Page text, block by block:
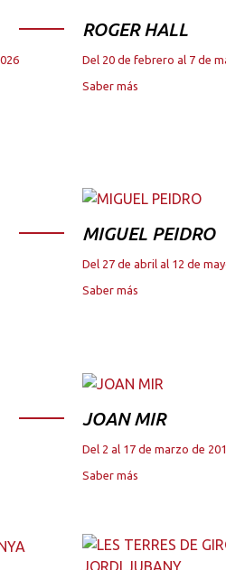
ROGER HALL
Del 20 de febrero al 7 de
Saber más
MIGUEL PEIDRO
Del 27 de abril al 12 de
Saber más
JOAN MIR
Del 2 al 17 de marzo de
Saber más